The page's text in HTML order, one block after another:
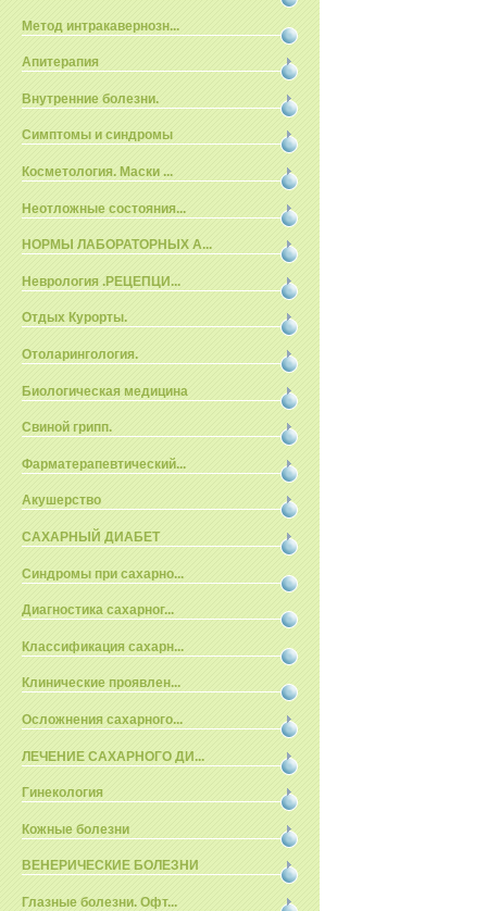
Метод интракавернозн...
Апитерапия
Внутренние болезни.
Симптомы и синдромы
Косметология. Маски ...
Неотложные состояния...
НОРМЫ ЛАБОРАТОРНЫХ А...
Неврология .РЕЦЕПЦИ...
Отдых Курорты.
Отоларингология.
Биологическая медицина
Свиной грипп.
Фарматерапевтический...
Акушерство
САХАРНЫЙ ДИАБЕТ
Синдромы при сахарно...
Диагностика сахарног...
Классификация сахарн...
Клинические проявлен...
Осложнения сахарного...
ЛЕЧЕНИЕ САХАРНОГО ДИ...
Гинекология
Кожные болезни
ВЕНЕРИЧЕСКИЕ БОЛЕЗНИ
Глазные болезни. Офт...